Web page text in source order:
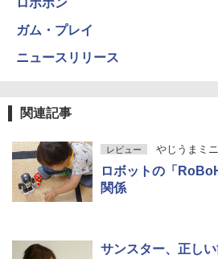
ガム・プレイ
ニュースリリース
関連記事
レビュー やじうまミ
ロボットの「
関係
サンスター、正し